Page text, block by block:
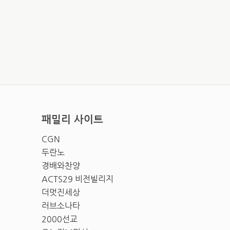
패밀리 사이트
CGN
두란노
경배와찬양
ACTS29 비전빌리지
더멋진세상
러브소나타
2000선교